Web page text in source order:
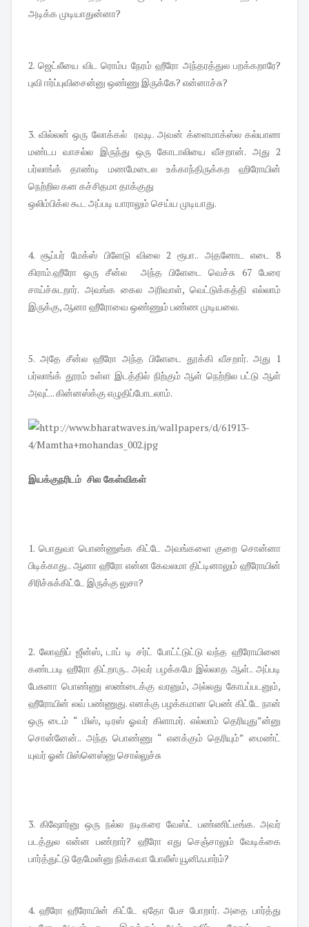
அடிக்க முடியாதுன்னா?
2. ஜெட்லீயை விட ரொம்ப நேரம் ஹீரோ அந்தரத்துல பறக்கறாரே?
புவி ஈர்ப்புவிசைன்னு ஒண்ணு இருக்கே? என்னாச்சு?
3. வில்லன் ஒரு லோக்கல் ரவுடி. அவன் க்ளைமாக்ஸ்ல கல்யாண
மண்டப வாசல்ல இருந்து ஒரு கோடாலியை வீசறான். அது 2
பர்லாங்க் தாண்டி மணமேடைல உக்காந்திருக்கற ஹிரோயின்
நெற்றில கன கச்சிதமா தாக்குது
ஒலிம்பிக்ல கூட அப்படி யாராலும் செய்ய முடியாது.
4. சூப்பர் மேக்ஸ் பிளேடு விலை 2 ரூபா.. அதனோட எடை 8
கிராம்.ஹீரோ ஒரு சீன்ல அந்த பிளேடை வெச்சு 67 பேரை
சாய்ச்சுடறார். அவங்க கைல அரிவாள், வெட்டுக்கத்தி எல்லாம்
இருக்கு, ஆனா ஹீரோவை ஒண்ணும் பண்ண முடியலை.
5. அதே சீன்ல ஹீரோ அந்த பிளேடை தூக்கி வீசறார். அது 1
பர்லாங்க் தூரம் உள்ள இடத்தில் நிற்கும் ஆள் நெற்றில பட்டு ஆள்
அவுட்.. கின்னஸ்க்கு எழுதிப்போடலாம்.
இயக்குநரிடம் சில கேள்விகள்
1. பொதுவா பொண்ணுங்க கிட்டே அவங்களை குறை சொன்னா
பிடிக்காது.. ஆனா ஹீரோ என்ன கேவலமா திட்டினாலும் ஹீரோயின்
சிரிச்சுக்கிட்டே இருக்கு லுசா?
2. லோஹிப் ஜீன்ஸ், டாப் டி சர்ட் போட்ட்டுட்டு வந்த ஹீரோயினை
கண்டபடி ஹீரோ திட்றாரு.. அவர் பழக்கமே இல்லாத ஆள்.. அப்படி
பேசுனா பொண்ணு ஸண்டைக்கு வரனும், அல்லது கோபப்படனும்,
ஹீரோயின் லவ் பண்ணுது. எனக்கு பழக்கமான பெண் கிட்டே நான்
ஒரு டைம் “ மிஸ், டிரஸ் ஓவர் கிளாமர். எல்லாம் தெரியுது”ன்னு
சொன்னேன்.. அந்த பொண்ணு “ எனக்கும் தெரியும்” மைண்ட்
யுவர் ஓன் பிஸ்னெஸ்னு சொல்லுச்சு
3. கிஷோர்னு ஒரு நல்ல நடிகரை வேஸ்ட் பண்ணிட்டீங்க. அவர்
படத்துல என்ன பண்றார்? ஹீரோ எது செஞ்சாலும் வேடிக்கை
பார்த்துட்டு தேமேன்னு நிக்கவா போலீஸ் யூனிஃபார்ம்?
4. ஹீரோ ஹீரோயின் கிட்டே ஏதோ பேச போறார். அதை பார்த்து